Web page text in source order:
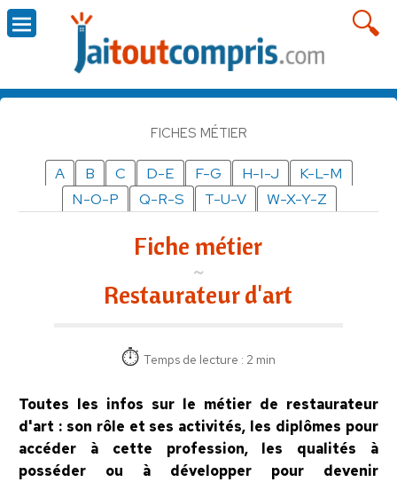
FICHES MÉTIER
A B C D-E F-G H-I-J
K-L-M
N-O-P
Q-R-S T-U-V W-X-Y-Z
Fiche métier
Restaurateur d'art
Temps de lecture : 2 min
Toutes les infos sur le métier de restaurateur
d'art : son rôle et ses activités, les diplômes pour
accéder à cette profession, les qualités à
posséder ou à développer pour devenir